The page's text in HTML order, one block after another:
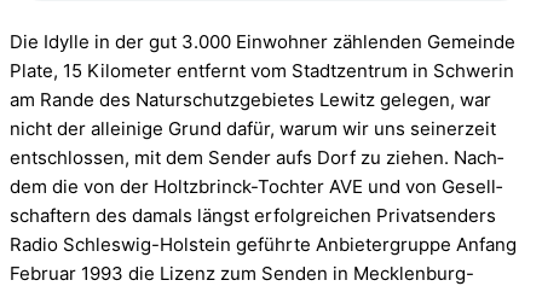
Die Idylle in der gut 3.000 Ein­woh­ner zäh­len­den Gemeinde
Plate, 15 Kilo­me­ter ent­fernt vom Stadt­zen­trum in Schwe­rin
am Rande des Natur­schutz­ge­bie­tes Lewitz gele­gen, war
nicht der allei­nige Grund dafür, warum wir uns sei­ner­zeit
ent­schlos­sen, mit dem Sen­der aufs Dorf zu zie­hen. Nach­
dem die von der Holtzbrinck-Tochter AVE und von Gesell­
schaf­tern des damals längst erfolg­rei­chen Pri­vat­sen­ders
Radio Schleswig-Holstein geführte Anbie­ter­gruppe Anfang
Februar 1993 die Lizenz zum Sen­den in Mecklenburg-